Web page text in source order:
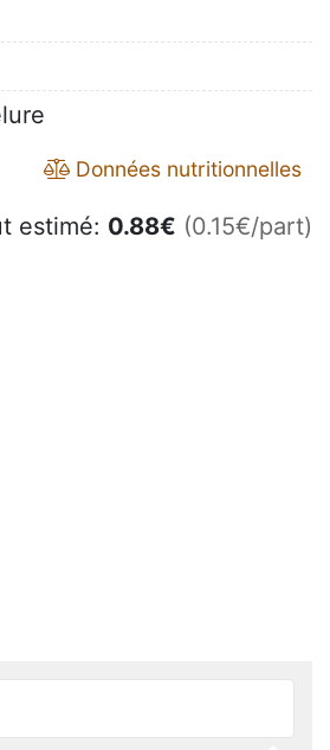
Données nutritionnelles
estimé: 0.88€ (0.15€/part)